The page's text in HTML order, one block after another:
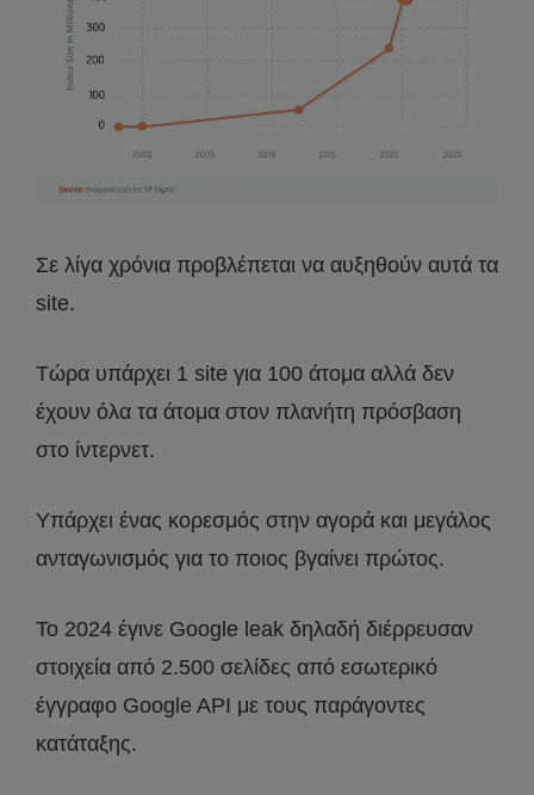
Σε λίγα χρόνια προβλέπεται να αυξηθούν αυτά τα
site.
Τώρα υπάρχει 1 site για 100 άτομα αλλά δεν
έχουν όλα τα άτομα στον πλανήτη πρόσβαση
στο ίντερνετ.
Υπάρχει ένας κορεσμός στην αγορά και μεγάλος
ανταγωνισμός για το ποιος βγαίνει πρώτος.
Το 2024 έγινε Google leak δηλαδή διέρρευσαν
στοιχεία από 2.500 σελίδες από εσωτερικό
έγγραφο Google API με τους παράγοντες
κατάταξης.